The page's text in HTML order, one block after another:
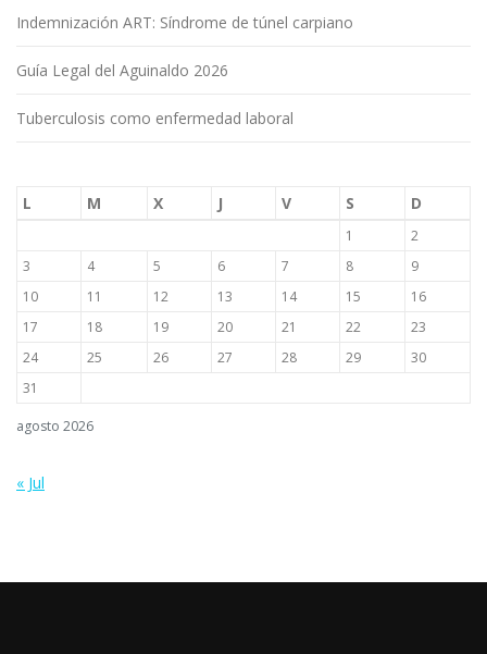
Indemnización ART: Síndrome de túnel carpiano
Guía Legal del Aguinaldo 2026
Tuberculosis como enfermedad laboral
agosto 2026
L M X J V S D
1
2
3
4 5 6 7 8
9
10
11 12 13 14 15
16
17
18 19 20 21 22
23
24
25 26 27 28 29
30
31
« Jul